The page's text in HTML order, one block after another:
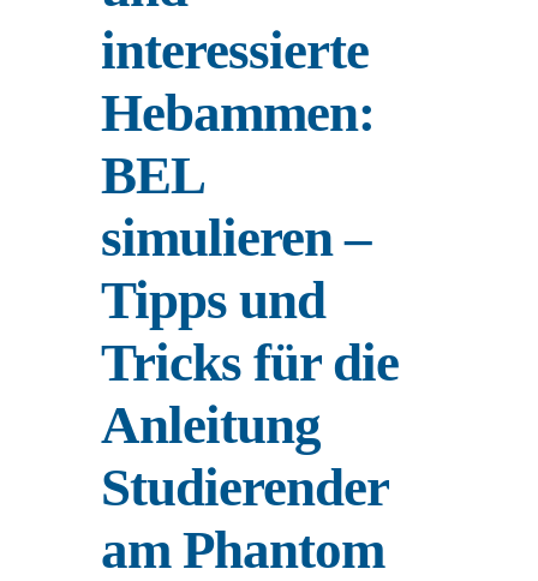
interessierte
Hebammen:
BEL
simulieren –
Tipps und
Tricks für die
Anleitung
Studierender
am Phantom